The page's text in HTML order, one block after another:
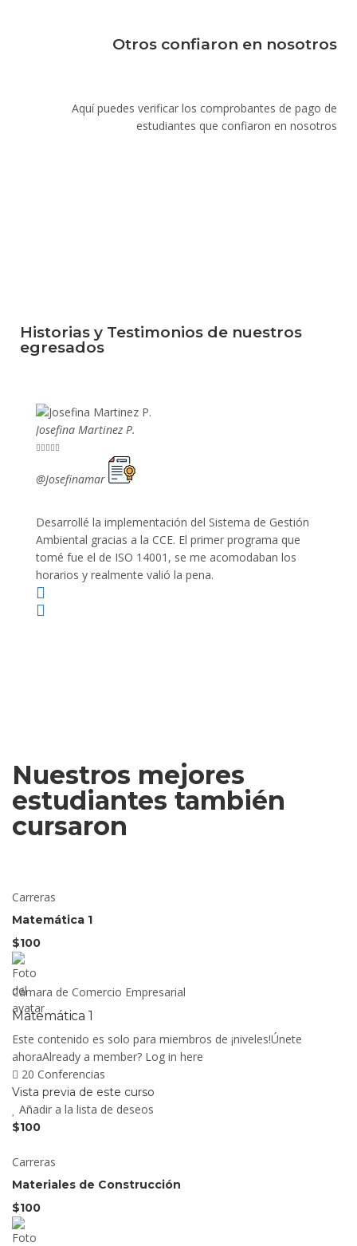
Otros confiaron en nosotros
Aquí puedes verificar los comprobantes de pago de
estudiantes que confiaron en nosotros
Historias y Testimonios de nuestros
egresados
Josefina Martinez P.

@Josefinamar
Desarrollé la implementación del Sistema de Gestión
Ambiental gracias a la CCE. El primer programa que
tomé fue el de ISO 14001, se me acomodaban los
horarios y realmente valió la pena.
Nuestros mejores
estudiantes también
cursaron
Carreras
Matemática 1
$100
Cámara de Comercio Empresarial
Matemática 1
Este contenido es solo para miembros de ¡niveles!Únete
ahoraAlready a member? Log in here
20 Conferencias
Vista previa de este curso
Añadir a la lista de deseos
$100
Carreras
Materiales de Construcción
$100